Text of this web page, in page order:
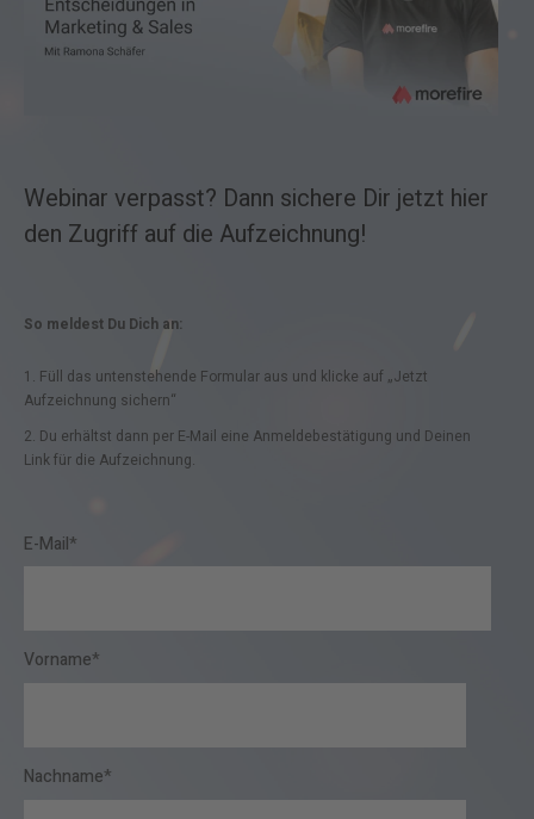
Webinar verpasst? Dann sichere Dir jetzt hier
den Zugriff auf die Aufzeichnung!
So meldest Du Dich an:
1. Füll das untenstehende Formular aus und klicke auf „Jetzt
Aufzeichnung sichern“
2. Du erhältst dann per E-Mail eine Anmeldebestätigung und Deinen
Link für die Aufzeichnung.
E-Mail*
Vorname*
Nachname*